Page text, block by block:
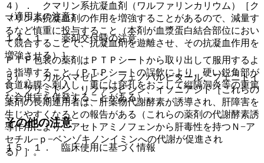
（適用上の注意）
１４．１． 薬剤交付時の注意
ＰＴＰ包装の薬剤はＰＴＰシートから取り出して服用するよ
う指導すること（ＰＴＰシートの誤飲により、硬い鋭角部が
食道粘膜へ刺入し、更には穿孔をおこして縦隔洞炎等の重篤
な合併症を併発することがある）。
その他の注意
１５．１． 臨床使用に基づく情報
４）． クマリン系抗凝血剤（ワルファリンカリウム）［ク
マリン系抗凝血剤の作用を増強することがあるので、減量す
るなど慎重に投与すること（本剤が血漿蛋白結合部位におい
て競合することで、抗凝血剤を遊離させ、その抗凝血作用を
増強させる）］。
５）． カルバマゼピン、フェノバルビタール、フェニトイ
ン、プリミドン、リファンピシン、イソニアジド［これらの
薬剤の長期連用者は、肝薬物代謝酵素が誘導され、肝障害を
生じやすくなるとの報告がある（これらの薬剤の代謝酵素誘
導作用により、アセトアミノフェンから肝毒性を持つＮ−ア
セチル−ｐ−ベンゾキノンイミンへの代謝が促進され
る）］。